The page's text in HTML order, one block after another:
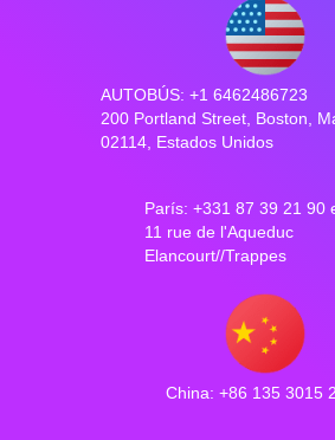
AUTOBÚS: +1 6462486723
200 Portland Street, Boston,
02114, Estados Unidos
París: +331 87 39 21 90
11 rue de l'Aqueduc
Elancourt//Trappes
China: +86 135 3015